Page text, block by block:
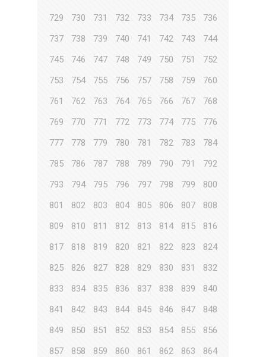
729
730 731 732 733 734 735
736
737
738 739 740 741 742 743
744
745
746 747 748 749 750 751
752
753
754 755 756 757 758 759
760
761
762 763 764 765 766 767
768
769
770 771 772 773 774 775
776
777
778 779 780 781 782 783
784
785
786 787 788 789 790 791
792
793
794 795 796 797 798 799
800
801
802 803 804 805 806 807
808
809
810 811 812 813 814 815
816
817
818 819 820 821 822 823
824
825
826 827 828 829 830 831
832
833
834 835 836 837 838 839
840
841
842 843 844 845 846 847
848
849
850 851 852 853 854 855
856
857
858 859 860 861 862 863
864